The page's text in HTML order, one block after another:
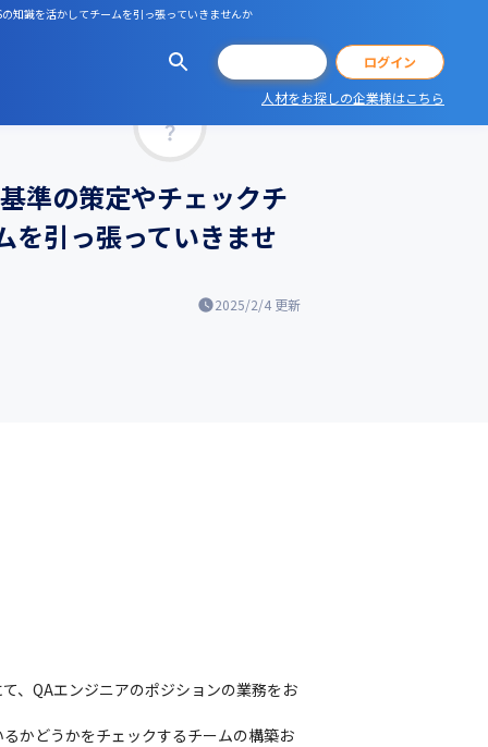
知識を活かしてチームを引っ張っていきませんか
ログイン
人材をお探しの企業様はこちら
準の策定やチェックチ
を引っ張っていきませ
2025/2/4 更新
、QAエンジニアのポジションの業務をお
かどうかをチェックするチームの構築お